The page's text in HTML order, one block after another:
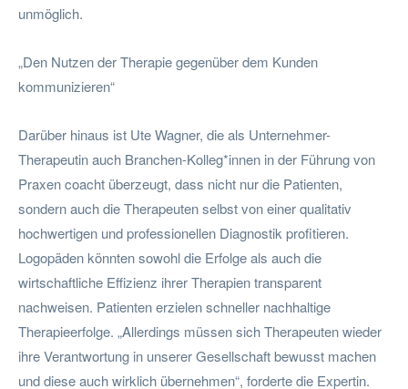
unmöglich.
„Den Nutzen der Therapie gegenüber dem Kunden
kommunizieren“
Darüber hinaus ist Ute Wagner, die als Unternehmer-
Therapeutin auch Branchen-Kolleg*innen in der Führung von
Praxen coacht überzeugt, dass nicht nur die Patienten,
sondern auch die Therapeuten selbst von einer qualitativ
hochwertigen und professionellen Diagnostik profitieren.
Logopäden könnten sowohl die Erfolge als auch die
wirtschaftliche Effizienz ihrer Therapien transparent
nachweisen. Patienten erzielen schneller nachhaltige
Therapieerfolge. „Allerdings müssen sich Therapeuten wieder
ihre Verantwortung in unserer Gesellschaft bewusst machen
und diese auch wirklich übernehmen“, forderte die Expertin.